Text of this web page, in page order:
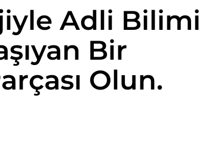
Adli Bilimi
Bir
Olun.